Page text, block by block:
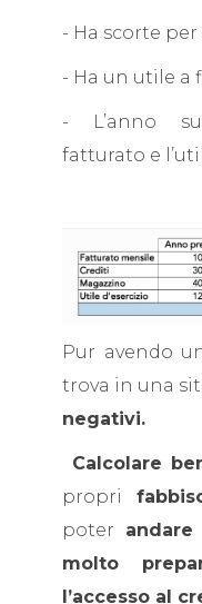
- Ha scorte per
- Ha un utile a
- L’anno
fatturato e
Pur avendo
trova in una
negativi.
Calcolare
propri
poter
molto
l’accesso al